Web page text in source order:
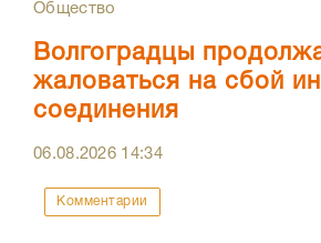
Общество
Волгоградцы
жаловаться на сбой
соединения
06.08.2026 14:34
Комментарии